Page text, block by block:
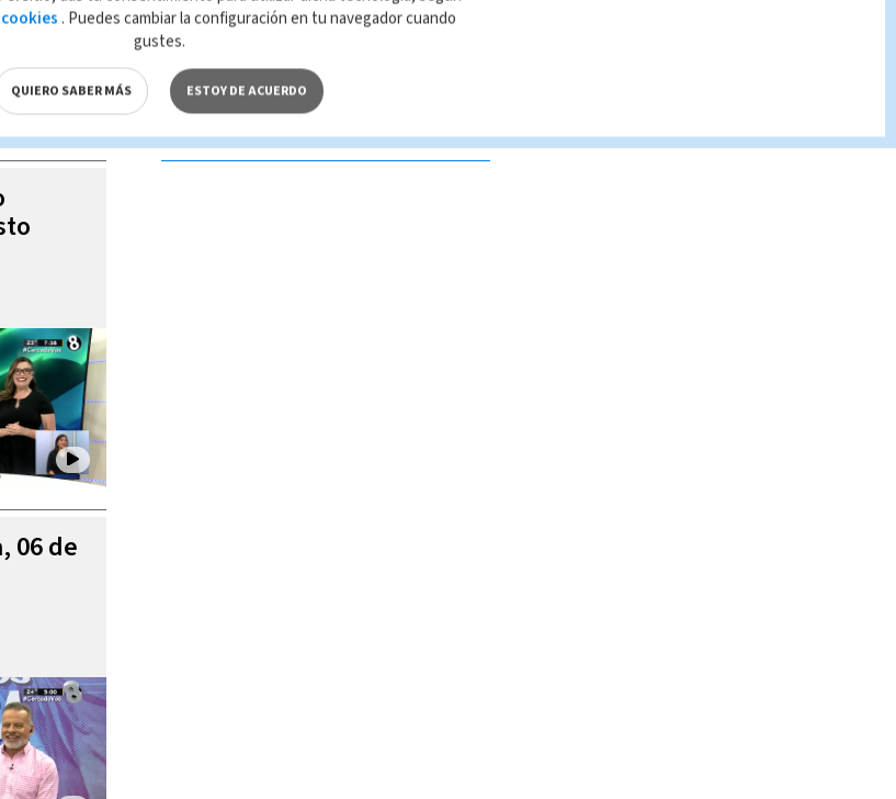
que es propiedad de TELEDIARIO; su reproducción no
06 de
. Puedes cambiar la configuración en tu navegador cuando
gustes.
QUIERO SABER MÁS ESTOY DE ACUERDO